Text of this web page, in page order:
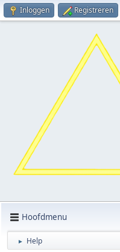
Inloggen Registreren
Hoofdmenu
► Help